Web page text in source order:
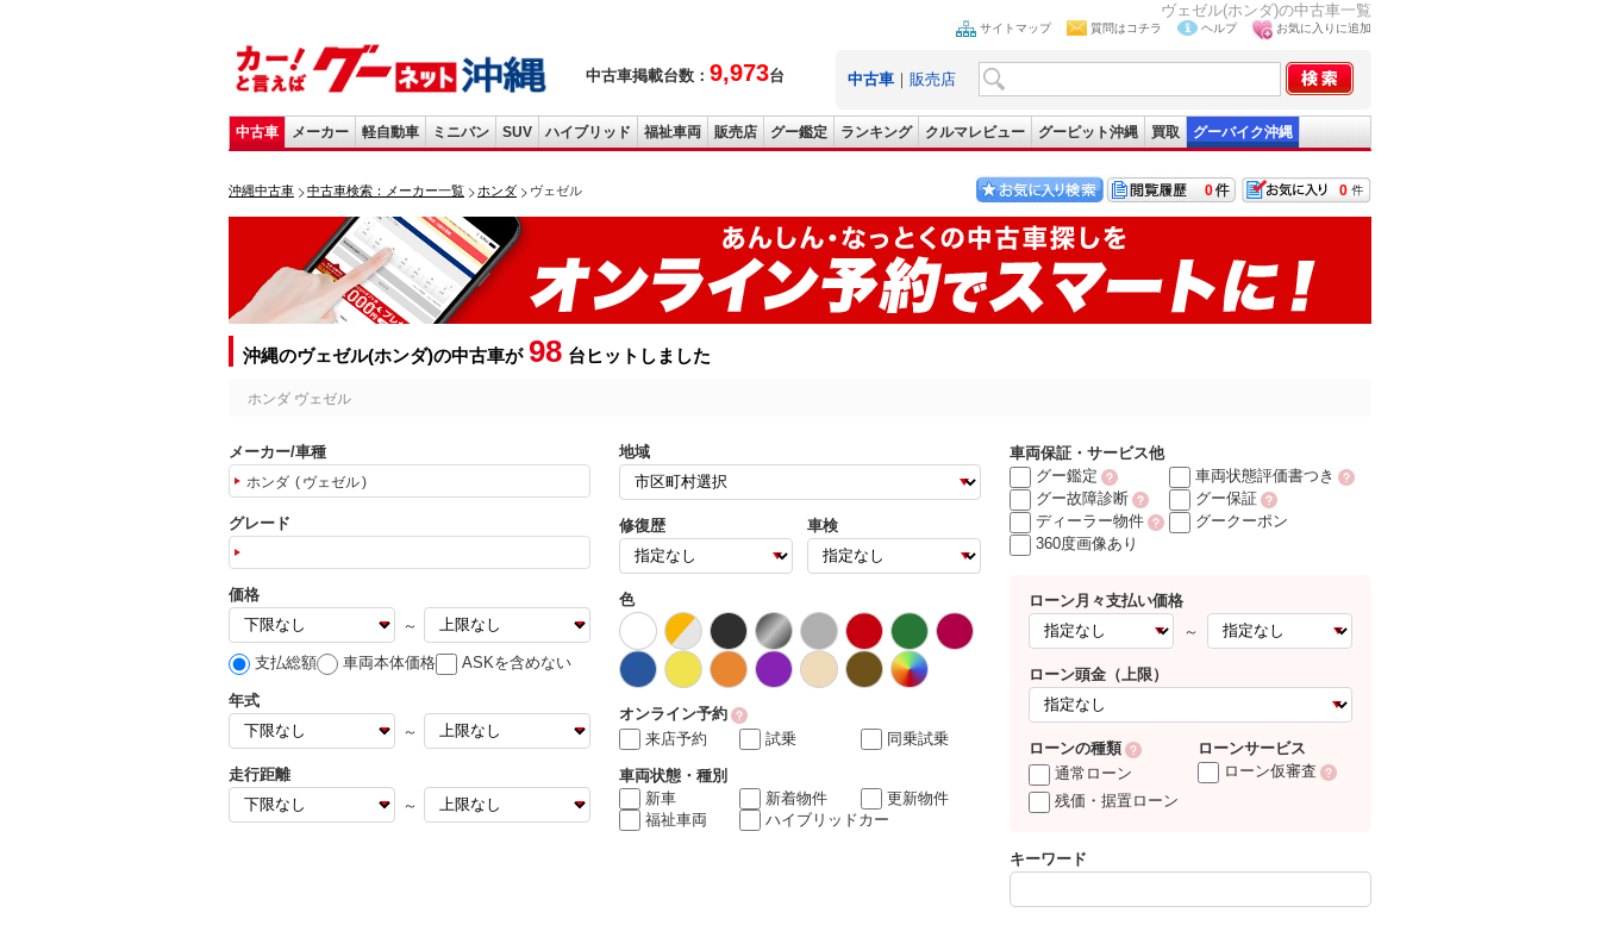
ヴェゼル(ホンダ)の中古車一覧
中古車掲載台数： 9,973台
サイトマップ 質問はコチラ ヘルプ お気に入りに追加
中古車 ｜ 販売店
中古車 メーカー 軽自動車 ミニバン SUV ハイブリッド 福祉車両 販売店 グー鑑定 ランキング クルマレビュー グーピット沖縄 買取 グーバイク沖縄
沖縄中古車 中古車検索：メーカー一覧 ホンダ ヴェゼル 0
0
沖縄のヴェゼル(ホンダ)の中古車が 98 台ヒットしました
ホンダ ヴェゼル
メーカー/車種
ホンダ ヴェゼル
グレード
価格
～
支払総額 車両本体価格 ASKを含めない
年式
～
走行距離
～
地域
修復歴 車検
色
オンライン予約
来店予約
試乗 同乗試乗
車両状態・種別
新車
新着物件
更新物件
福祉車両
ハイブリッドカー
車両保証・サービス他
グー鑑定
車両状態評価書つき
グー故障診断
グー保証
ディーラー物件
グークーポン
360度画像あり
ローン月々支払い価格
～
ローン頭金（上限）
ローンの種類
通常ローン
残価・据置ローン
ローンサービス
ローン仮審査
キーワード